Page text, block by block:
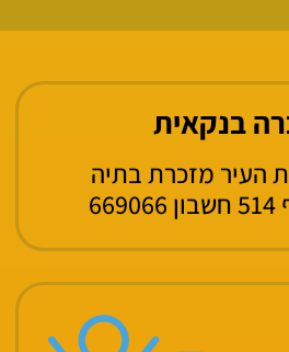
בנקאית
העיר מזכרת בתיה